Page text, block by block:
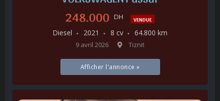
248.000 DH VENDUE
Diesel 2021 8 cv 64.800 km
9 avril 2026 Tiznit
Afficher l'annonce »